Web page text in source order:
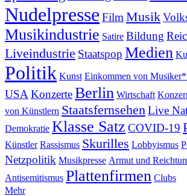
Nudelpresse Film Musik
Musikindustrie Satire Bildung
Liveindustrie Staatspop Medien
Politik Kunst Einkommen von
USA KonzerteBerlin Wirtschaft
von Künstlern StaatsfernsehenLive
Demokratie Klasse Satz COVID-19
Künstler Rassismus Skurilles Lobbyismus
Netzpolitik Musikpresse Armut und
Antisemitismus Plattenfirmen Clubs
Mehr